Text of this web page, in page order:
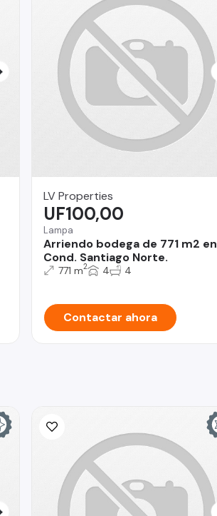
LV Properties
Lampa
Arriendo bodega de 771 m2 en
Cond. Santiago Norte.
UF100,00
771 m2 4 4
Contactar ahora